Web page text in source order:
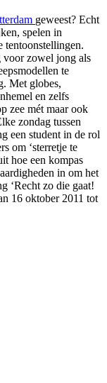
geweest? Echt
spelen in
tentoonstellingen.
voor zowel jong als
te
Met globes,
en zelfs
zee mét maar ook
zondag tussen
een student in de rol
om ‘sterretje te
hoe een kompas
in om het
‘Recht zo die gaat!
16 oktober 2011 tot